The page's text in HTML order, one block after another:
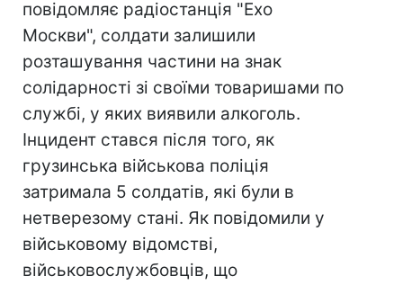
повідомляє радіостанція "Ехо
Москви", солдати залишили
розташування частини на знак
солідарності зі своїми товаришами по
службі, у яких виявили алкоголь.
Інцидент стався після того, як
грузинська військова поліція
затримала 5 солдатів, які були в
нетверезому стані. Як повідомили у
військовому відомстві,
військовослужбовців, що